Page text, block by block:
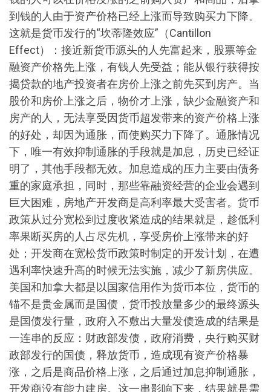
到钱的人由于资产价格已经上涨而导致购买力下降。
这就是货币发行的“坎蒂隆效应”（Cantillon
Effect）：接近新货币源头的人先富起来，股票等金
融资产价格先上涨，有钱人先受益；能从银行获得按
揭贷款的地产投资者在房价上涨之前先买到房产。当
股价和房价上涨之后，物价才上涨，缺少金融资产和
房产的人，无法享受因货币超发带来的资产价格上涨
的好处，却因为通胀，而使购买力下降了。通胀情况
下，唯一有效抑制通胀的手段就是加息，历史已经证
明了，其他手段都无效。加息造成的压力主要由债务
重的家庭承担，同时，那些靠融资经营的企业会遇到
巨大困难，房地产开发商是高利率最大受害者。货币
政策从过分宽松到过度收紧造成的结果就是，趁低利
率果断买房的人占尽先机，享受房价上涨带来的好
处；开发商在宽松货币政策时制定的开发计划，在遭
遇利率快速升高的时候无法实施，减少了新房供应。
美国和加拿大都是以国家信用作为货币本位，货币的
锚不是贵金属而是国债，货币投放量多少的最终源头
是国债发行量，政府入不敷出大量发债造成的结果是
一连串的反应：财政部发债，政府消费，央行购买财
政部发行的国债，释放货币，造成现有资产价格暴
涨，之后是商品价格上涨，之后通过加息抑制通胀，
开发商没有能力建房。这一串影响下来，结果就是需